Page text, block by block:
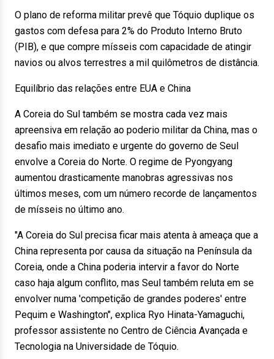
O plano de reforma militar prevê que Tóquio duplique os
gastos com defesa para 2% do Produto Interno Bruto
(PIB), e que compre mísseis com capacidade de atingir
navios ou alvos terrestres a mil quilômetros de distância.
Equilíbrio das relações entre EUA e China
A Coreia do Sul também se mostra cada vez mais
apreensiva em relação ao poderio militar da China, mas o
desafio mais imediato e urgente do governo de Seul
envolve a Coreia do Norte. O regime de Pyongyang
aumentou drasticamente manobras agressivas nos
últimos meses, com um número recorde de lançamentos
de mísseis no último ano.
"A Coreia do Sul precisa ficar mais atenta à ameaça que a
China representa por causa da situação na Península da
Coreia, onde a China poderia intervir a favor do Norte
caso haja algum conflito, mas Seul também reluta em se
envolver numa 'competição de grandes poderes' entre
Pequim e Washington", explica Ryo Hinata-Yamaguchi,
professor assistente no Centro de Ciência Avançada e
Tecnologia na Universidade de Tóquio.